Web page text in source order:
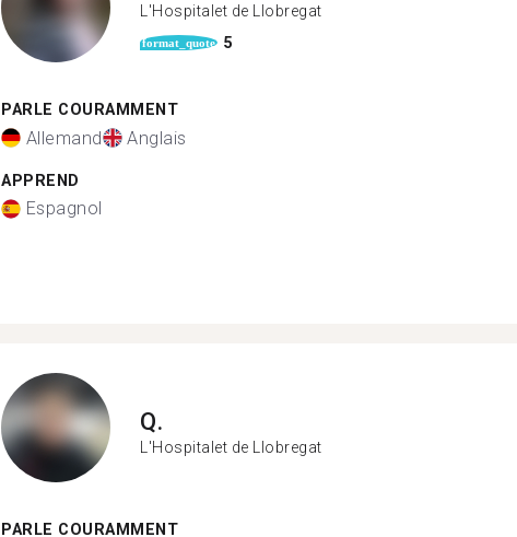
L'Hospitalet de Llobregat
format_quote 5
PARLE COURAMMENT
Allemand Anglais
APPREND
Espagnol
Q.
L'Hospitalet de Llobregat
PARLE COURAMMENT